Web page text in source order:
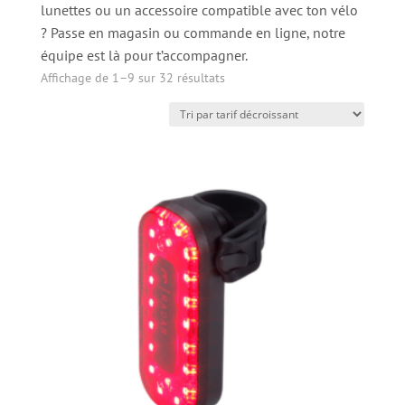
lunettes ou un accessoire compatible avec ton vélo
? Passe en magasin ou commande en ligne, notre
équipe est là pour t’accompagner.
Affichage de 1–9 sur 32 résultatsTrié
prix